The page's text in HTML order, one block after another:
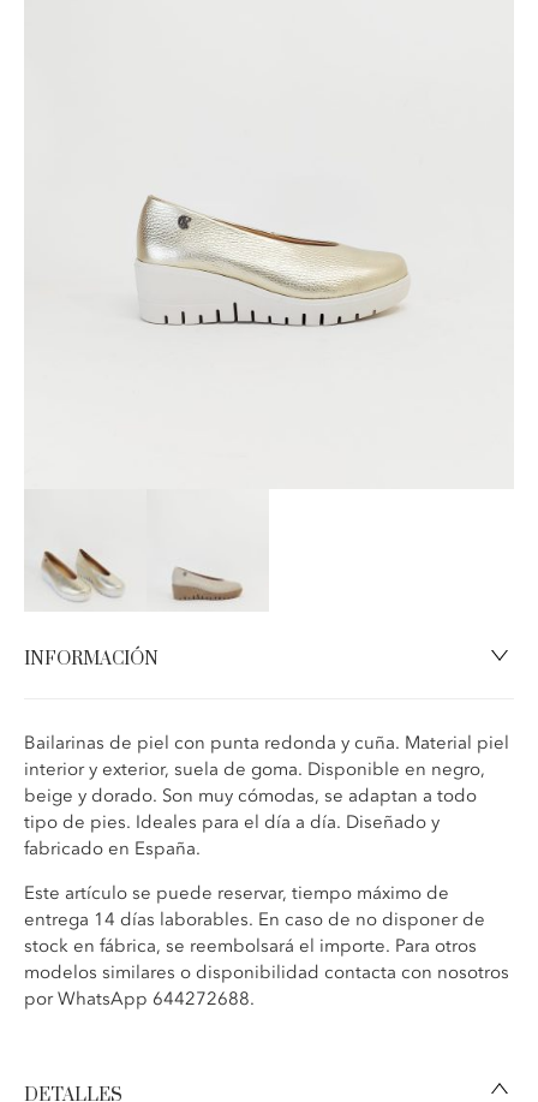
INFORMACIÓN
Bailarinas de piel con punta redonda y cuña. Material piel
interior y exterior, suela de goma. Disponible en negro,
beige y dorado. Son muy cómodas, se adaptan a todo
tipo de pies. Ideales para el día a día. Diseñado y
fabricado en España.
Este artículo se puede reservar, tiempo máximo de
entrega 14 días laborables. En caso de no disponer de
stock en fábrica, se reembolsará el importe. Para otros
modelos similares o disponibilidad contacta con nosotros
por WhatsApp 644272688.
DETALLES